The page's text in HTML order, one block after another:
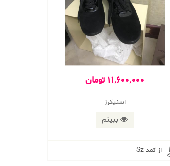
11,600,000 تومان
اسنیکرز
ببینم
از کمد Sz